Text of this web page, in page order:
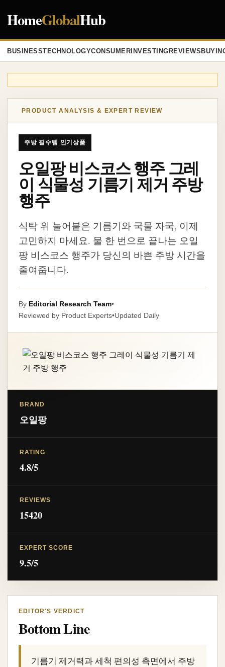
HomeGlobalHub
BUSINESSTECHNOLOGYCONSUMER INVESTING REVIEWS
PRODUCT ANALYSIS & EXPERT REVIEW
주방 필수템 인기상품
오일팡 비스코스 행주 그레
이 식물성 기름기 제거 주방
행주
식탁 위 눌어붙은 기름기와 국물 자국, 이제
고민하지 마세요. 물 한 번으로 끝나는 오일
팡 비스코스 행주가 당신의 바쁜 주방 시간을
줄여줍니다.
By Editorial Research Team•
Reviewed by Product Experts•Updated Daily
BRAND
오일팡
RATING
4.8/5
REVIEWS
15420
EXPERT SCORE
9.5/5
EDITOR'S VERDICT
Bottom Line
기름기 제거력과 세척 편의성 측면에서 주방